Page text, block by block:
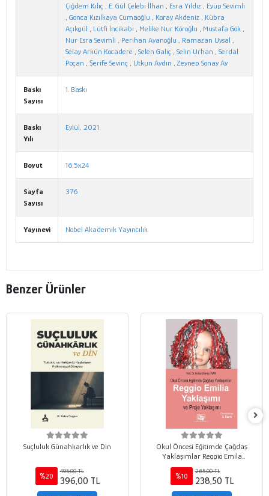
Çiğdem Kılıç , E. Gül Çelebi İlhan , Esra Yıldız , Eyüp Sevimli
, Gonca Kızılkaya Cumaoğlu , Koray Akdeniz , Kübra
Açıkgül , Lütfi İncikabı , Melike Nur Köroğlu , Mustafa Gök ,
Nur Esra Sevimli , Perihan Ayanoğlu , Ramazan Uysal ,
Selay Arkün Kocadere , Selen Galiç , Selin Urhan , Serdal
Poçan , Şerife Sevinç , Utkun Aydın , Zeynep Sonay Ay
Baskı
Sayısı
1. Baskı
Baskı
Yılı
Eylül, 2021
Boyut 16,5x24
Sayfa
Sayısı
376
Yayınevi Nobel Akademik Yayıncılık
Benzer Ürünler
Suçluluk Günahkarlık ve Din
%20
495,00 TL
396,00 TL
Okul Öncesi Eğitimde Çağdaş
Yaklaşımlar Reggio Emila
Yaklaşımı ve Proje Yaklaşımı
%10
265,00 TL
238,50 TL